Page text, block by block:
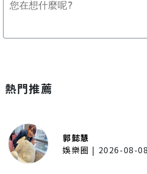
熱門推薦
郭懿慧
娛樂圈 | 2026-08-